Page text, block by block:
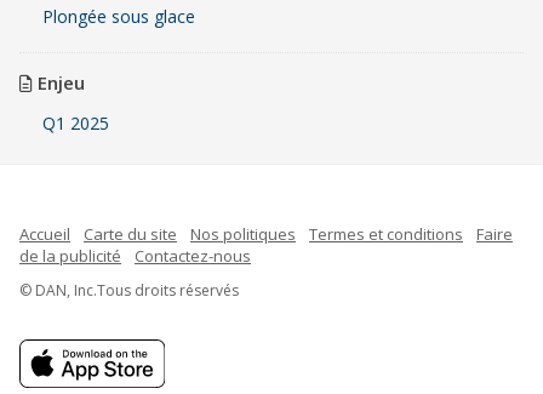
Plongée sous glace
Enjeu
Q1 2025
Accueil Carte du site Nos politiques Termes et conditions
Faire
de la publicité
Contactez-nous
© DAN, Inc.Tous droits réservés